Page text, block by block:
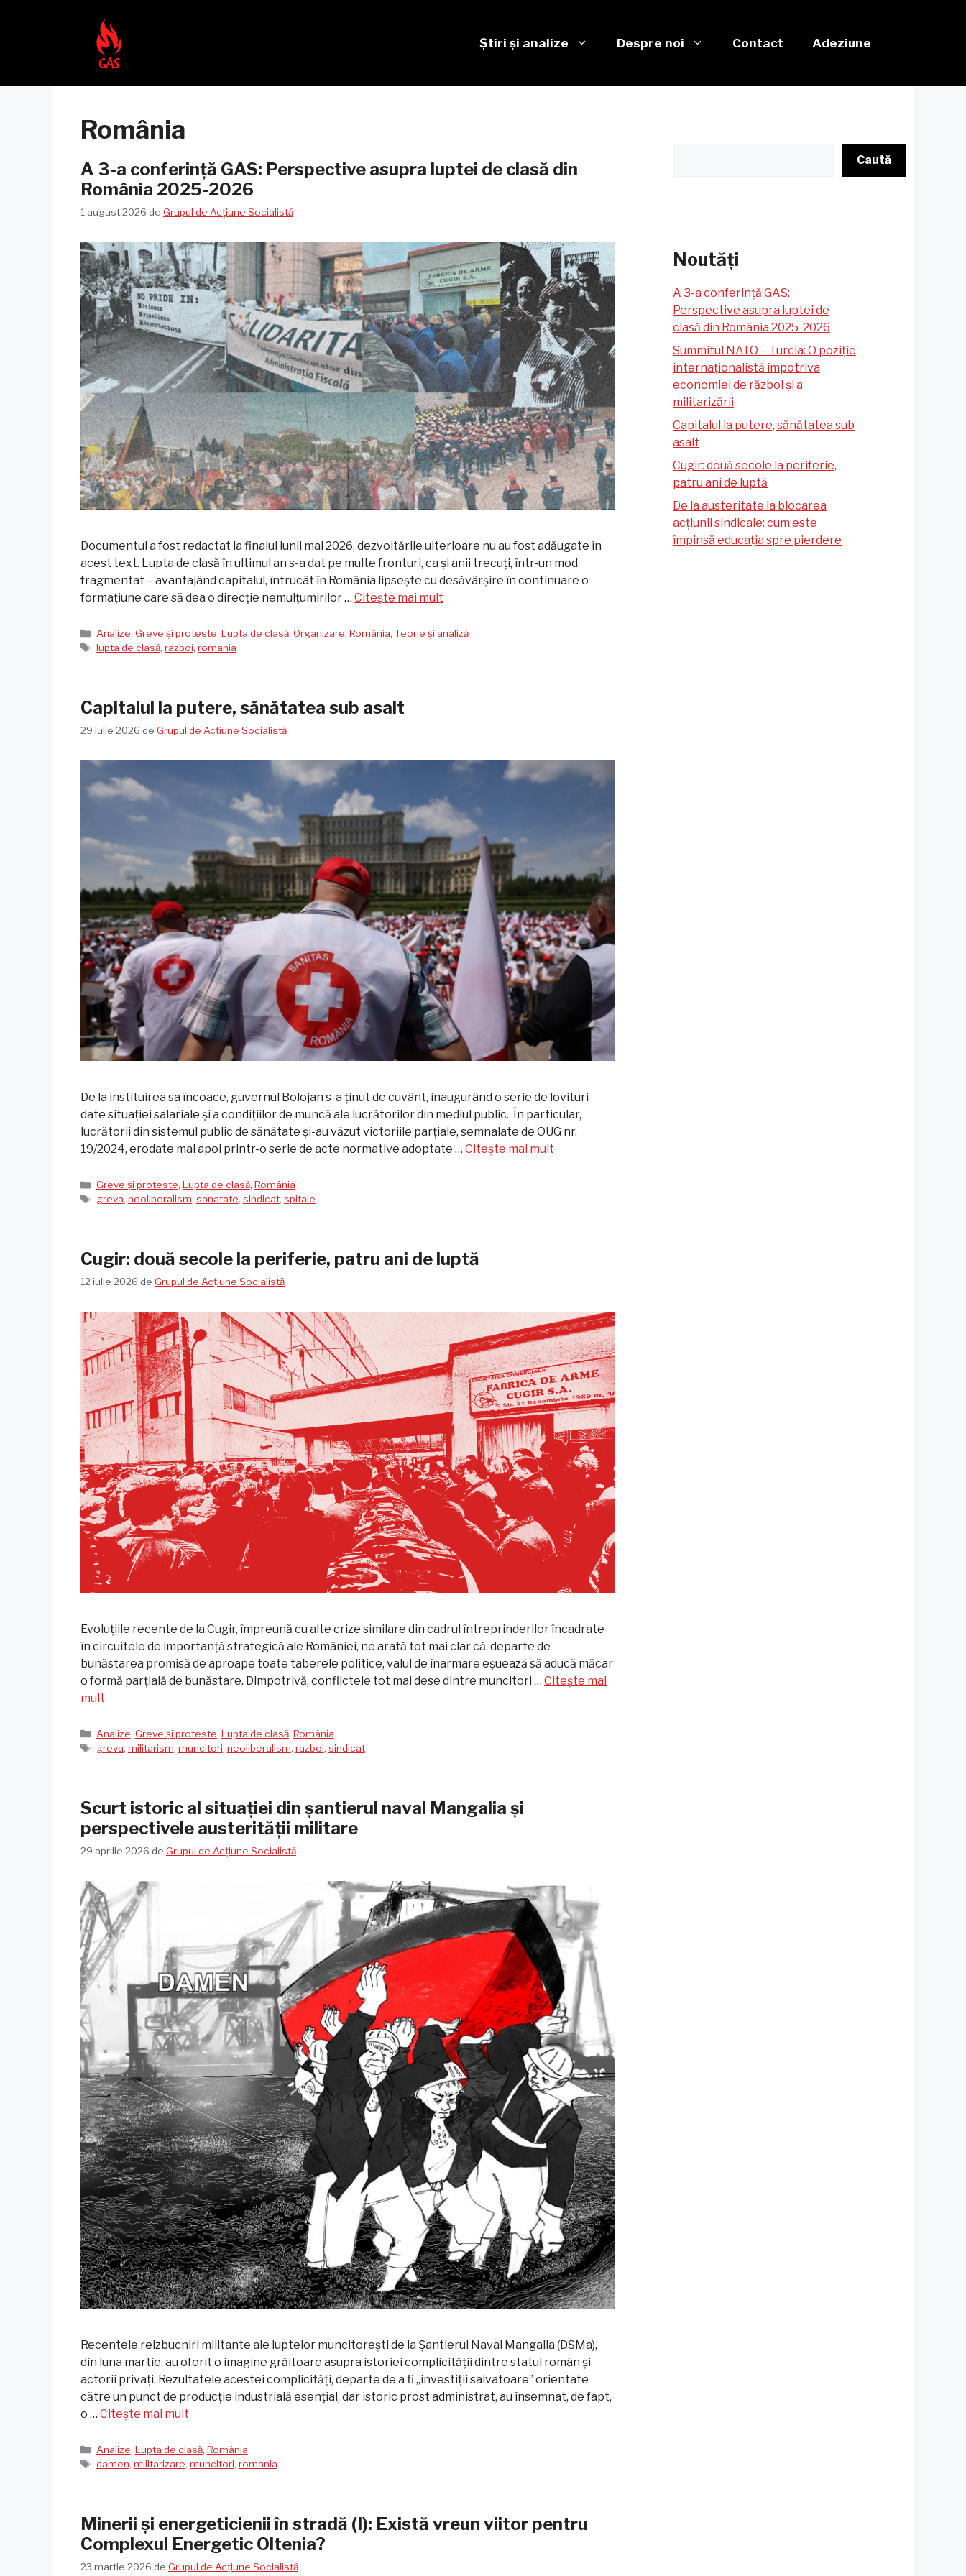
Știri și analize Despre noi Contact Adeziune
România
A 3-a conferință GAS: Perspective asupra luptei de clasă din
România 2025-2026
1 august 2026 de Grupul de Acțiune Socialistă
Documentul a fost redactat la finalul lunii mai 2026, dezvoltările ulterioare nu au fost adăugate în
acest text. Lupta de clasă în ultimul an s-a dat pe multe fronturi, ca și anii trecuți, într-un mod
fragmentat – avantajând capitalul, întrucât în România lipsește cu desăvârșire în continuare o
formațiune care să dea o direcție nemulțumirilor … Citește mai mult
Categorii
Analize, Greve și proteste, Lupta de clasă, Organizare, România, Teorie și analiză
Etichete
lupta de clasă, razboi, romania
Capitalul la putere, sănătatea sub asalt
29 iulie 2026 de Grupul de Acțiune Socialistă
De la instituirea sa încoace, guvernul Bolojan s-a ținut de cuvânt, inaugurând o serie de lovituri
date situației salariale și a condițiilor de muncă ale lucrătorilor din mediul public. În particular,
lucrătorii din sistemul public de sănătate și-au văzut victoriile parțiale, semnalate de OUG nr.
19/2024, erodate mai apoi printr-o serie de acte normative adoptate … Citește mai mult
Categorii
Greve și proteste, Lupta de clasă, România
Etichete
greva, neoliberalism, sanatate, sindicat, spitale
Cugir: două secole la periferie, patru ani de luptă
12 iulie 2026 de Grupul de Acțiune Socialistă
Evoluțiile recente de la Cugir, împreună cu alte crize similare din cadrul întreprinderilor încadrate
în circuitele de importanță strategică ale României, ne arată tot mai clar că, departe de
bunăstarea promisă de aproape toate taberele politice, valul de înarmare eșuează să aducă măcar
o formă parțială de bunăstare. Dimpotrivă, conflictele tot mai dese dintre muncitori … Citește mai
mult
Categorii
Analize, Greve și proteste, Lupta de clasă, România
Etichete
greva, militarism, muncitori, neoliberalism, razboi, sindicat
Scurt istoric al situației din șantierul naval Mangalia și
perspectivele austerității militare
29 aprilie 2026 de Grupul de Acțiune Socialistă
Recentele reizbucniri militante ale luptelor muncitorești de la Șantierul Naval Mangalia (DSMa),
din luna martie, au oferit o imagine grăitoare asupra istoriei complicității dintre statul român și
actorii privați. Rezultatele acestei complicități, departe de a fi „investiții salvatoare” orientate
către un punct de producție industrială esențial, dar istoric prost administrat, au însemnat, de fapt,
o … Citește mai mult
Categorii
Analize, Lupta de clasă, România
Etichete
damen, militarizare, muncitori, romania
Minerii și energeticienii în stradă (I): Există vreun viitor pentru
Complexul Energetic Oltenia?
23 martie 2026 de Grupul de Acțiune Socialistă
Caută
Noutăți
A 3-a conferință GAS:
Perspective asupra luptei de
clasă din România 2025-2026
Summitul NATO – Turcia: O poziție
internaționalistă împotriva
economiei de război și a
militarizării
Capitalul la putere, sănătatea sub
asalt
Cugir: două secole la periferie,
patru ani de luptă
De la austeritate la blocarea
acțiunii sindicale: cum este
împinsă educația spre pierdere